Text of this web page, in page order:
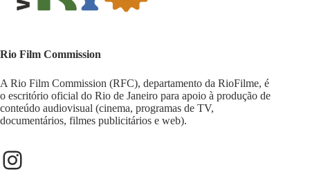
Rio Film Commission
A Rio Film Commission (RFC), departamento da RioFilme, é
o escritório oficial do Rio de Janeiro para apoio à produção de
conteúdo audiovisual (cinema, programas de TV,
documentários, filmes publicitários e web).
Instagram